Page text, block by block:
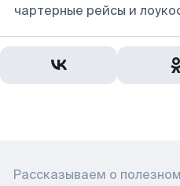
чартерные рейсы и
Рассказываем о